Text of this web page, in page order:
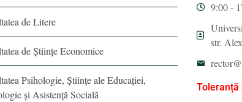
de Litere
de Științe Economice
Psihologie, Ştiinţe ale Educaţiei,
și Asistență Socială
9:00 -
str.
Toleranță